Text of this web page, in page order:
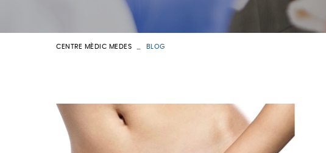
Píling facial
PRP
CENTRE MÈDIC MEDES BLOG